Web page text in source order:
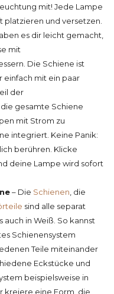
mit! Jede Lampe
platzieren und versetzen.
es dir leicht gemacht,
mit
Die Schiene ist
einfach mit ein paar
der
gesamte Schiene
mit Strom zu
integriert. Keine Panik:
berühren. Klicke
deine Lampe wird sofort
– Die Schienen , die
sind alle separat
auch in Weiß. So kannst
Schienensystem
Teile miteinander
Eckstücke und
beispielsweise in
kreiere eine Form, die